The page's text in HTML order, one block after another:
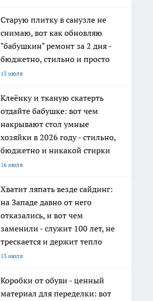
Старую плитку в санузле не
снимаю, вот как обновляю
"бабушкин" ремонт за 2 дня -
бюджетно, стильно и просто
13 июля
Клеёнку и тканую скатерть
отдайте бабушке: вот чем
накрывают стол умные
хозяйки в 2026 году - стильно,
бюджетно и никакой стирки
16 июля
Хватит ляпать везде сайдинг:
на Западе давно от него
отказались, и вот чем
заменили - служит 100 лет, не
трескается и держит тепло
13 июля
Коробки от обуви - ценный
материал для переделки: вот